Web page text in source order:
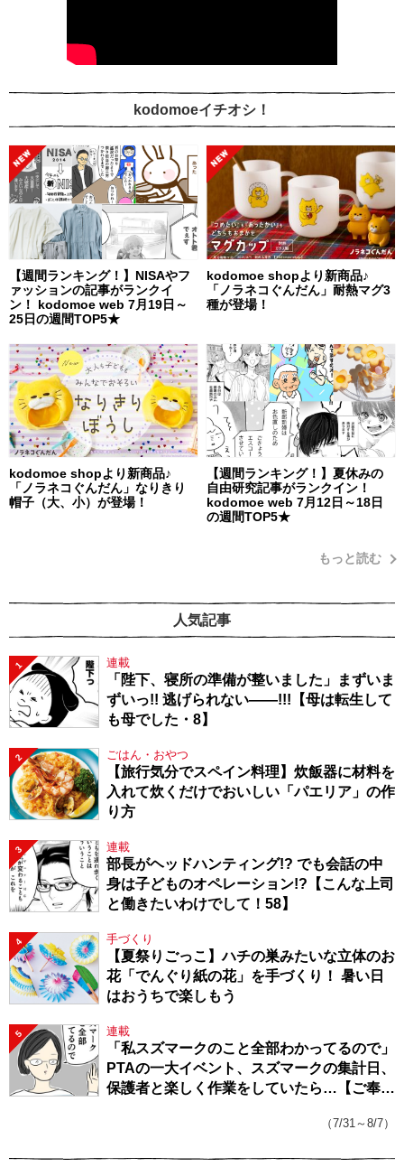
kodomoeイチオシ！
【週間ランキング！】NISAやフ
ァッションの記事がランクイ
ン！ kodomoe web 7月19日～
25日の週間TOP5★
kodomoe shopより新商品♪
「ノラネコぐんだん」耐熱マグ3
種が登場！
kodomoe shopより新商品♪
「ノラネコぐんだん」なりきり
帽子（大、小）が登場！
【週間ランキング！】夏休みの
自由研究記事がランクイン！
kodomoe web 7月12日～18日
の週間TOP5★
もっと読む
人気記事
1 連載
「陛下、寝所の準備が整いました」まずいま
ずいっ!! 逃げられない――!!!【母は転生して
も母でした・8】
2 ごはん・おやつ
【旅行気分でスペイン料理】炊飯器に材料を
入れて炊くだけでおいしい「パエリア」の作
り方
3 連載
部長がヘッドハンティング!? でも会話の中
身は子どものオペレーション!?【こんな上司
と働きたいわけでして！58】
4 手づくり
【夏祭りごっこ】ハチの巣みたいな立体のお
花「でんぐり紙の花」を手づくり！ 暑い日
はおうちで楽しもう
5 連載
「私スズマークのこと全部わかってるので」
PTAの一大イベント、スズマークの集計日、
保護者と楽しく作業をしていたら…【ご奉仕
（7/31～8/7）